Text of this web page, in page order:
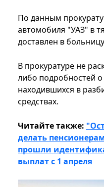
По данным
автомобиля "УАЗ" в
доставлен в
В прокуратуре не
либо подробностей
находившихся в
средствах.
Читайте также:
делать
прошли
выплат с 1 апреля